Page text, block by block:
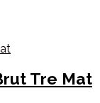
Tre Mat